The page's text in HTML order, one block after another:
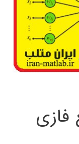
فازی